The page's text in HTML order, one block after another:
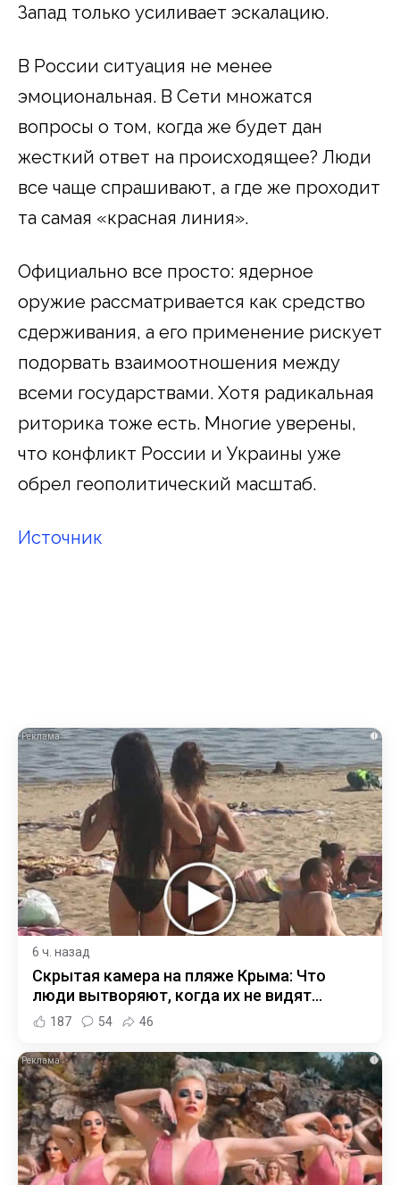
Запад только усиливает эскалацию.
В России ситуация не менее
эмоциональная. В Сети множатся
вопросы о том, когда же будет дан
жесткий ответ на происходящее? Люди
все чаще спрашивают, а где же проходит
та самая «красная линия».
Официально все просто: ядерное
оружие рассматривается как средство
сдерживания, а его применение рискует
подорвать взаимоотношения между
всеми государствами. Хотя радикальная
риторика тоже есть. Многие уверены,
что конфликт России и Украины уже
обрел геополитический масштаб.
Источник
i
6 ч. назад
Скрытая камера на пляже Крыма: Что
люди вытворяют, когда их не видят...
187 54 46
i